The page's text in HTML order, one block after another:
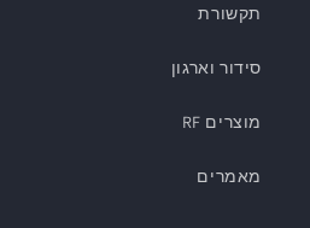
תקשורת
סידור וארגון
מוצרים RF
מאמרים